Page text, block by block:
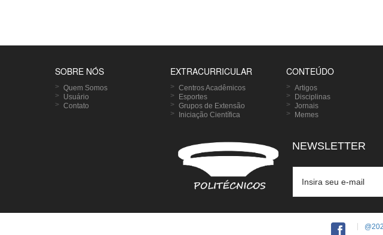
SOBRE NÓS
Quem Somos
Usuário
Contato
EXTRACURRICULAR
Centros Acadêmicos
Esportes
Grupos de Extensão
Iniciação Científica
CONTEÚDO
Artigos
Disciplinas
Jornais
Memes
NEWSLETTER
Email*